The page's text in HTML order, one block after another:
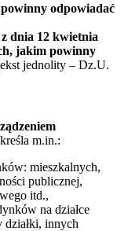
odpowiadać
dnia 12 kwietnia
jakim powinny
jednolity – Dz.U.
m.in.:
mieszkalnych,
publicznej,
itd.,
na działce
działki, innych